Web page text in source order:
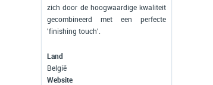
zich door de hoogwaardige kwaliteit
gecombineerd met een perfecte
'finishing touch'.
Land
België
Website